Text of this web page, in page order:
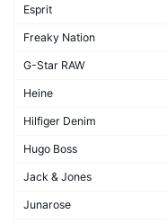
Esprit
Freaky Nation
G-Star RAW
Heine
Hilfiger Denim
Hugo Boss
Jack & Jones
Junarose